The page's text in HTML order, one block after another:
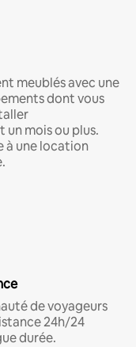
meublés avec une
dont vous
mois ou plus.
à une location
de voyageurs
24h/24
durée.